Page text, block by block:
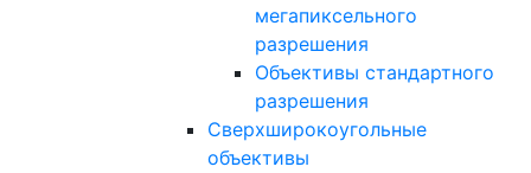
мегапиксельного
разрешения
Объективы стандартного
разрешения
Сверхширокоугольные
объективы